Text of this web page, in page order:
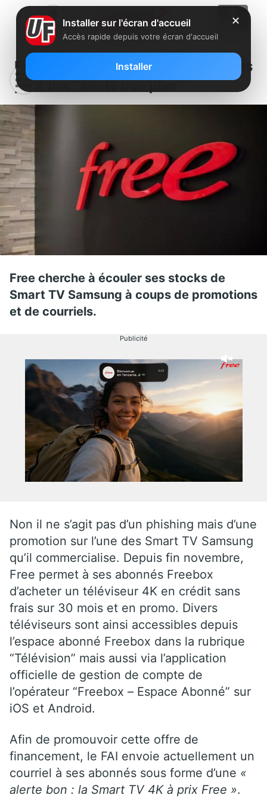
Free envoie un mail à ses abonnés
pour une “alerte bon plan”
Free cherche à écouler ses stocks de
Smart TV Samsung à coups de promotions
et de courriels.
Publicité
Non il ne s’agit pas d’un phishing mais d’une
promotion sur l’une des Smart TV Samsung
qu’il commercialise. Depuis fin novembre,
Free permet à ses abonnés Freebox
d’acheter un téléviseur 4K en crédit sans
frais sur 30 mois et en promo. Divers
téléviseurs sont ainsi accessibles depuis
l’espace abonné Freebox dans la rubrique
“Télévision” mais aussi via l’application
officielle de gestion de compte de
l’opérateur “Freebox – Espace Abonné” sur
iOS et Android.
Afin de promouvoir cette offre de
financement, le FAI envoie actuellement un
courriel à ses abonnés sous forme d’une «
alerte bon : la Smart TV 4K à prix Free ».
✕
Installer sur l'écran d'accueil
Accès rapide depuis votre écran d'accueil
Installer